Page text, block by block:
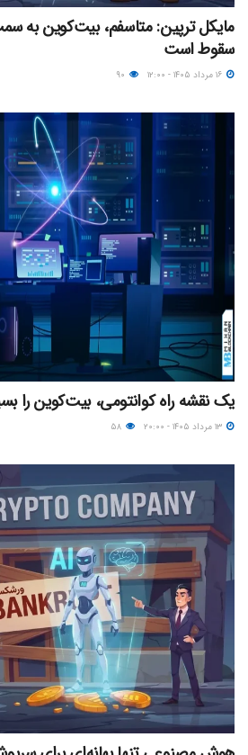
سقوط است
یک نقشه راه کوانتومی، بیت‌کوین را